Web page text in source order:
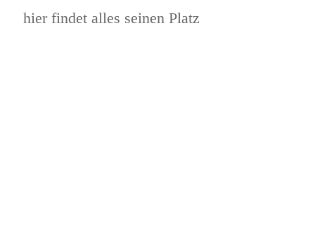
hier findet alles seinen Platz